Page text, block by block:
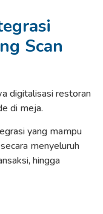
Scan
digitalisasi restoran
di meja.
yang mampu
menyeluruh
hingga